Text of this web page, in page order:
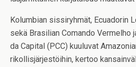
Kolumbian sissiryhmät, Ecuadorin
sekä Brasilian Comando Vermelho
da Capital (PCC) kuuluvat
rikollisjärjestöihin, kertoo